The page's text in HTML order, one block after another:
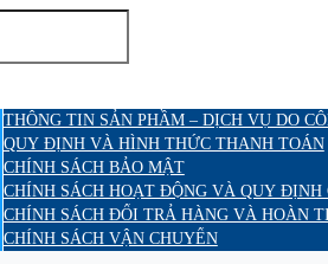
THÔNG TIN SẢN PHẦM – DỊCH VỤ DO
QUY ĐỊNH VÀ HÌNH THỨC THANH TOÁN
CHÍNH SÁCH BẢO MẬT
CHÍNH SÁCH HOẠT ĐỘNG VÀ QUY ĐỊNH
CHÍNH SÁCH ĐỔI TRẢ HÀNG VÀ HOÀN
CHÍNH SÁCH VẬN CHUYỂN